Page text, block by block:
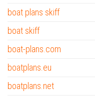
boat plans skiff
boat skiff
boat-plans.com
boatplans.eu
boatplans.net